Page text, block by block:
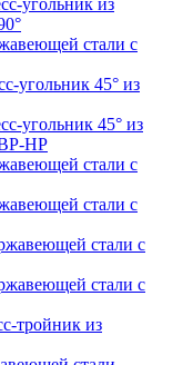
угольник из
стали с
угольник 45° из
угольник 45° из
НР
стали с
стали с
стали с
стали с
тройник из